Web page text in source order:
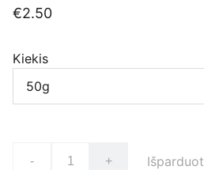
€2.50
Kiekis
- +